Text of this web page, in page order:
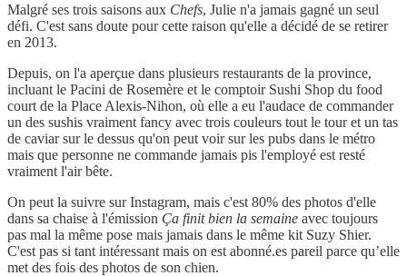
Malgré ses trois saisons aux Chefs, Julie n'a jamais gagné un seul
défi. C'est sans doute pour cette raison qu'elle a décidé de se retirer
en 2013.
Depuis, on l'a aperçue dans plusieurs restaurants de la province,
incluant le Pacini de Rosemère et le comptoir Sushi Shop du food
court de la Place Alexis-Nihon, où elle a eu l'audace de commander
un des sushis vraiment fancy avec trois couleurs tout le tour et un tas
de caviar sur le dessus qu'on peut voir sur les pubs dans le métro
mais que personne ne commande jamais pis l'employé est resté
vraiment l'air bête.
On peut la suivre sur Instagram, mais c'est 80% des photos d'elle
dans sa chaise à l'émission Ça finit bien la semaine avec toujours
pas mal la même pose mais jamais dans le même kit Suzy Shier.
C'est pas si tant intéressant mais on est abonné.es pareil parce qu’elle
met des fois des photos de son chien.